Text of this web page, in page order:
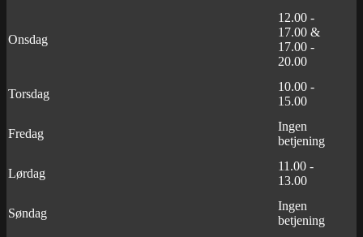
Onsdag
12.00 -
17.00 &
17.00 -
20.00
Torsdag
10.00 -
15.00
Fredag
Ingen
betjening
Lørdag
11.00 -
13.00
Søndag
Ingen
betjening